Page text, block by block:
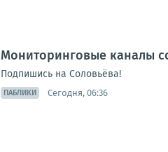
Мониторинговые каналы
Подпишись на Соловьёва!
ПАБЛИКИ Сегодня, 06:36